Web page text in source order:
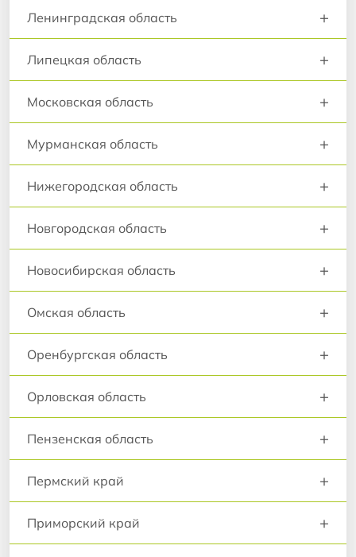
Ленинградская область +
Липецкая область +
Московская область +
Мурманская область +
Нижегородская область +
Новгородская область +
Новосибирская область +
Омская область +
Оренбургская область +
Орловская область +
Пензенская область +
Пермский край +
Приморский край +